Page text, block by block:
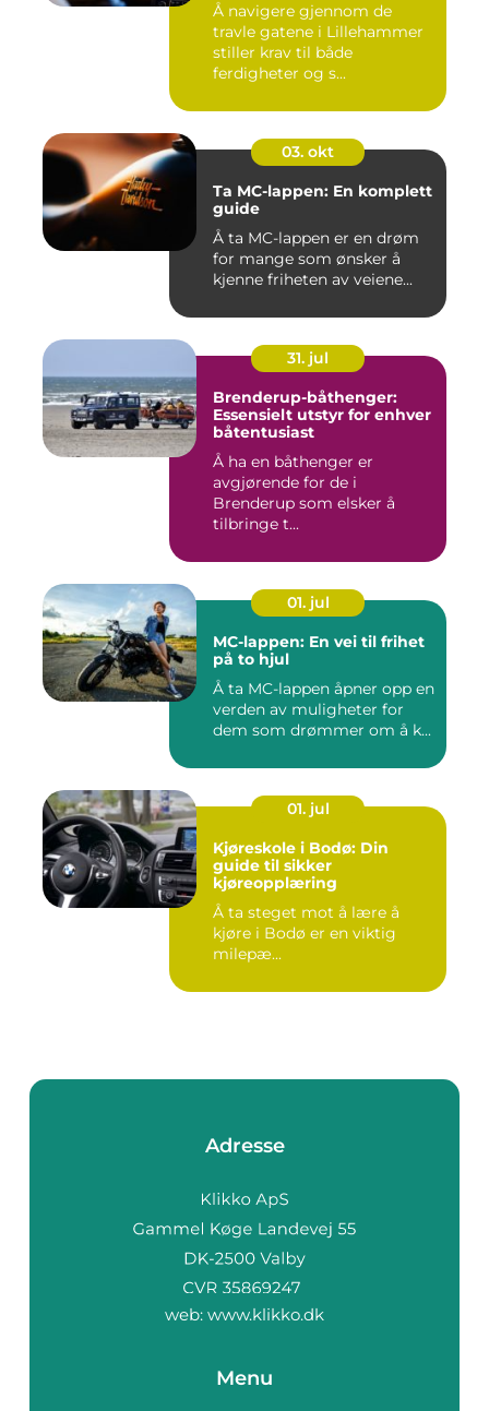
Å navigere gjennom de
travle gatene i Lillehammer
stiller krav til både
ferdigheter og s...
03. okt
Ta MC-lappen: En komplett
guide
Å ta MC-lappen er en drøm
for mange som ønsker å
kjenne friheten av veiene...
31. jul
Brenderup-båthenger:
Essensielt utstyr for enhver
båtentusiast
Å ha en båthenger er
avgjørende for de i
Brenderup som elsker å
tilbringe t...
01. jul
MC-lappen: En vei til frihet
på to hjul
Å ta MC-lappen åpner opp en
verden av muligheter for
dem som drømmer om å k...
01. jul
Kjøreskole i Bodø: Din
guide til sikker
kjøreopplæring
Å ta steget mot å lære å
kjøre i Bodø er en viktig
milepæ...
Adresse
web: www.klikko.dk
Menu